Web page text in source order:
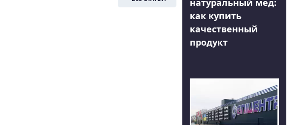
натуральный мед:
как купить
качественный
продукт